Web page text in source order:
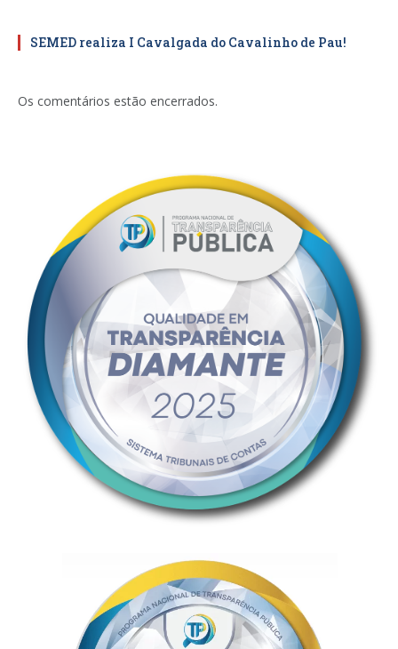
SEMED realiza I Cavalgada do Cavalinho de Pau!
Os comentários estão encerrados.